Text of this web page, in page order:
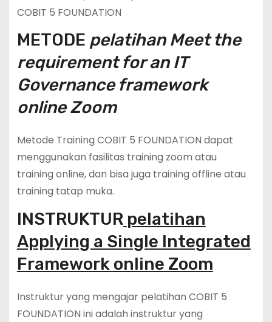
COBIT 5 FOUNDATION
METODE pelatihan Meet the
requirement for an IT
Governance framework
online Zoom
Metode Training COBIT 5 FOUNDATION dapat
menggunakan fasilitas training zoom atau
training online, dan bisa juga training offline atau
training tatap muka.
INSTRUKTUR pelatihan
Applying a Single Integrated
Framework online Zoom
Instruktur yang mengajar pelatihan COBIT 5
FOUNDATION ini adalah instruktur yang